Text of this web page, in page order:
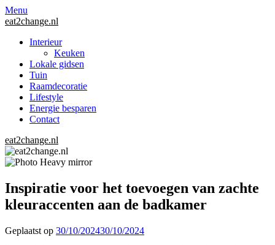
Menu
eat2change.nl
Interieur
Keuken
Lokale gidsen
Tuin
Raamdecoratie
Lifestyle
Energie besparen
Contact
eat2change.nl
Inspiratie voor het toevoegen van zachte
kleuraccenten aan de badkamer
Geplaatst op 30/10/202430/10/2024